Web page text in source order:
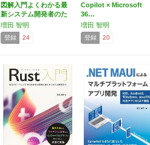
図解入門よくわかる最
新システム開発者のた
めの…
増田 智明
登録 24
Copilot × Microsoft
36…
増田 智明
登録 20